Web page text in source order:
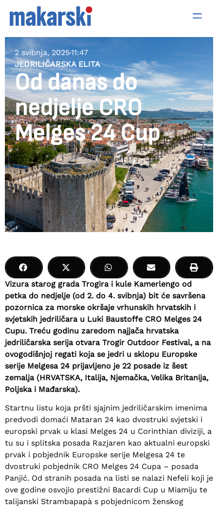
2 svibnja, 202511:47
JEDRILIČARSKA ELITA
Od danas do
nedjelje CRO
Melges 24 Cup
Vizura starog grada Trogira i kule Kamerlengo od
petka do nedjelje (od 2. do 4. svibnja) bit će savršena
pozornica za morske okršaje vrhunskih hrvatskih i
svjetskih jedriličara u Luki Baustoffe CRO Melges 24
Cupu. Treću godinu zaredom najjača hrvatska
jedriličarska serija otvara Trogir Outdoor Festival, a na
ovogodišnjoj regati koja se jedri u sklopu Europske
serije Melgesa 24 prijavljeno je 22 posade iz šest
zemalja (HRVATSKA, Italija, Njemačka, Velika Britanija,
Poljska i Mađarska).
Startnu listu koja pršti sjajnim jedriličarskim imenima
predvodi domaći Mataran 24 kao dvostruki svjetski i
europski prvak u klasi Melges 24 u Corinthian diviziji, a
tu su i splitska posada Razjaren kao aktualni europski
prvak i pobjednik Europske serije Melgesa 24 te
dvostruki pobjednik CRO Melges 24 Cupa – posada
Panjić. Od stranih posada na listi se nalazi Nefeli koji je
ove godine osvojio prestižni Bacardi Cup u Miamiju te
talijanski Strambapapà s pobjednicom ženskog